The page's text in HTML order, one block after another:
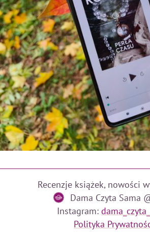
Recenzje książek, nowości
Dama Czyta Sama
Instagram:
Polityka